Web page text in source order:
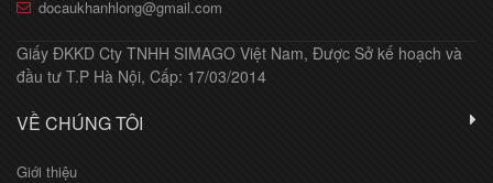
docaukhanhlong@gmail.com
Giấy ĐKKD Cty TNHH SIMAGO Việt Nam, Được Sở kế hoạch và
đầu tư T.P Hà Nội, Cấp: 17/03/2014
VỀ CHÚNG TÔI
Giới thiệu